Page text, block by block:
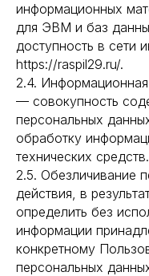
информационных
для ЭВМ и баз
доступность в сети
https://raspil29.ru/.
2.4.
— совокупность
персональных
обработку
технических средств.
2.5. Обезличивание
действия, в
определить без
информации
конкретному
персональных